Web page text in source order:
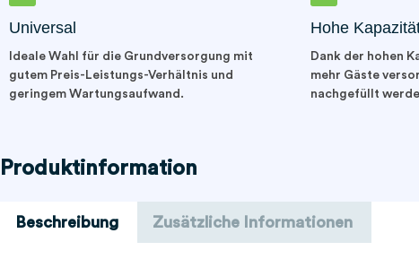
Universal
Ideale Wahl für die Grundversorgung mit
gutem Preis-Leistungs-Verhältnis und
geringem Wartungsaufwand.
Hohe
Dank der hohen
mehr Gäste
nachgefüllt
Produktinformation
Beschreibung Zusätzliche Informationen